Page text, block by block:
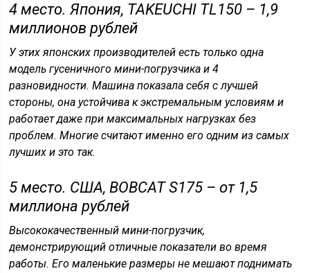
4 место. Япония, TAKEUCHI TL150 – 1,9
миллионов рублей
У этих японских производителей есть только одна
модель гусеничного мини-погрузчика и 4
разновидности. Машина показала себя с лучшей
стороны, она устойчива к экстремальным условиям и
работает даже при максимальных нагрузках без
проблем. Многие считают именно его одним из самых
лучших и это так.
5 место. США, BOBCAT S175 – от 1,5
миллиона рублей
Высококачественный мини-погрузчик,
демонстрирующий отличные показатели во время
работы. Его маленькие размеры не мешают поднимать